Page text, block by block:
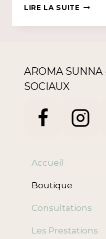
LIRE LA SUITE
AROMA SUNNA
SOCIAUX
Accueil
Boutique
Consultations
Les Prestations